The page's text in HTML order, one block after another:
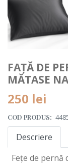
FAȚĂ DE
MĂTASE
250 lei
COD PRODUS:
Descriere
Fețe de pernă